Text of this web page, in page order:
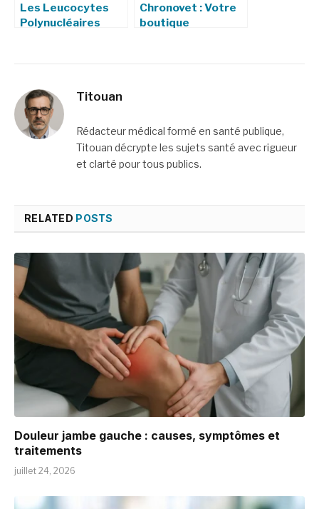
Les Leucocytes
Polynucléaires
Chronovet : Votre
boutique
Titouan
Rédacteur médical formé en santé publique,
Titouan décrypte les sujets santé avec rigueur
et clarté pour tous publics.
RELATED POSTS
Douleur jambe gauche : causes, symptômes et
traitements
juillet 24, 2026